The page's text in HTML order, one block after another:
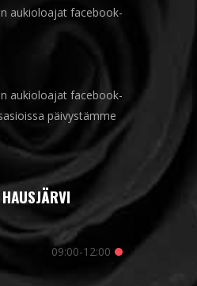
aukioloajat facebook-
aukioloajat facebook-
päivystämme
09:00-12:00